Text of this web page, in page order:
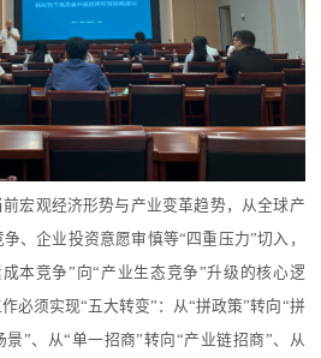
宏观经济形势与产业变革趋势，从全球产
、企业投资意愿审慎等“四重压力”切入，
本竞争”向“产业生态竞争”升级的核心逻
必须实现“五大转变”：从“拼政策”转向“拼
景”、从“单一招商”转向“产业链招商”、从